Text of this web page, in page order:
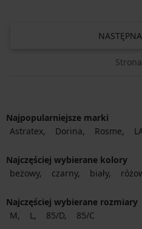
Najpopularniejsze marki
Astratex
Dorina Rosme
Najczęściej wybierane kolory
beżowy
czarny biały
Najczęściej wybierane rozmiary
M
L 85/D 85/C